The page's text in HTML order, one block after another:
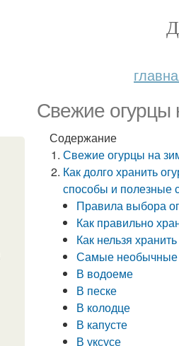
Свежие огурцы
Содержание
Свежие огурцы на
Как долго хранить
способы и полезные
Правила выбора
Как правильно
Как нельзя
Самые необычные
В водоеме
В песке
В колодце
В капусте
В уксусе